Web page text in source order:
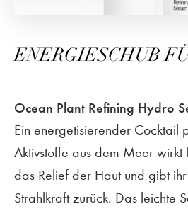
ENERGIESCHUB
Ocean Plant Refining Hydro
Ein energetisierender Cocktail
Aktivstoffe aus dem Meer
das Relief der Haut und gibt
Strahlkraft zurück. Das leichte